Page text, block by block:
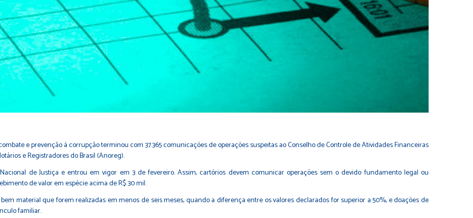
e prevenção à corrupção terminou com 37.365 comunicações de operações suspeitas ao Conselho de Controle de Atividades Financeiras
e Registradores do Brasil (Anoreg).
de Justiça e entrou em vigor em 3 de fevereiro. Assim, cartórios devem comunicar operações sem o devido fundamento legal ou
de valor em espécie acima de R$ 30 mil.
material que forem realizadas em menos de seis meses, quando a diferença entre os valores declarados for superior a 50%, e doações de
familiar.